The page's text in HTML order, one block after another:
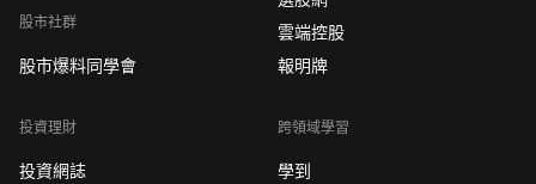
股市社群
股市爆料同學會
投資理財
投資網誌
雲端控股
報明牌
跨領域學習
學到